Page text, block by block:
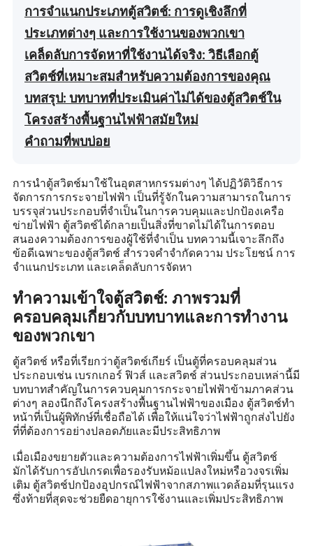
การจำแนกประเภทตู้สวิตช์: การดูเชิงลึกที่
ประเภทต่างๆ และการใช้งานของพวกเขา
เคล็ดลับการจัดหาที่ใช้งานได้จริง: วิธีเลือกตู้
สวิตช์ที่เหมาะสมสำหรับความต้องการของคุณ
บทสรุป: บทบาทที่ประเมินค่าไม่ได้ของตู้สวิตช์ใน
โครงสร้างพื้นฐานไฟฟ้าสมัยใหม่
คำถามที่พบบ่อย
การนำตู้สวิตช์มาใช้ในอุตสาหกรรมต่างๆ ได้ปฏิวัติวิธีการ
จัดการการกระจายไฟฟ้า เป็นที่รู้จักในความสามารถในการ
บรรจุส่วนประกอบที่จำเป็นในการควบคุมและปกป้องเครือ
ข่ายไฟฟ้า ตู้สวิตช์ได้กลายเป็นสิ่งที่ขาดไม่ได้ในการตอบ
สนองความต้องการของผู้ใช้ที่จำเป็น บทความนี้เจาะลึกถึง
ข้อดีเฉพาะของตู้สวิตช์ สำรวจคำจำกัดความ ประโยชน์ การ
จำแนกประเภท และเคล็ดลับการจัดหา
ทำความเข้าใจตู้สวิตช์: ภาพรวมที่
ครอบคลุมเกี่ยวกับบทบาทและการทำงาน
ของพวกเขา
ตู้สวิตช์ หรือที่เรียกว่าตู้สวิตช์เกียร์ เป็นตู้ที่ครอบคลุมส่วน
ประกอบเช่น เบรกเกอร์ ฟิวส์ และสวิตช์ ส่วนประกอบเหล่านี้มี
บทบาทสำคัญในการควบคุมการกระจายไฟฟ้าข้ามภาคส่วน
ต่างๆ ลองนึกถึงโครงสร้างพื้นฐานไฟฟ้าของเมือง ตู้สวิตช์ทำ
หน้าที่เป็นผู้พิทักษ์ที่เชื่อถือได้ เพื่อให้แน่ใจว่าไฟฟ้าถูกส่งไปยัง
ที่ที่ต้องการอย่างปลอดภัยและมีประสิทธิภาพ
เมื่อเมืองขยายตัวและความต้องการไฟฟ้าเพิ่มขึ้น ตู้สวิตช์
มักได้รับการอัปเกรดเพื่อรองรับหม้อแปลงใหม่หรือวงจรเพิ่ม
เติม ตู้สวิตช์ปกป้องอุปกรณ์ไฟฟ้าจากสภาพแวดล้อมที่รุนแรง
ซึ่งท้ายที่สุดจะช่วยยืดอายุการใช้งานและเพิ่มประสิทธิภาพ